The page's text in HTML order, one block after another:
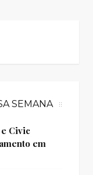
SEMANA
Civic
em